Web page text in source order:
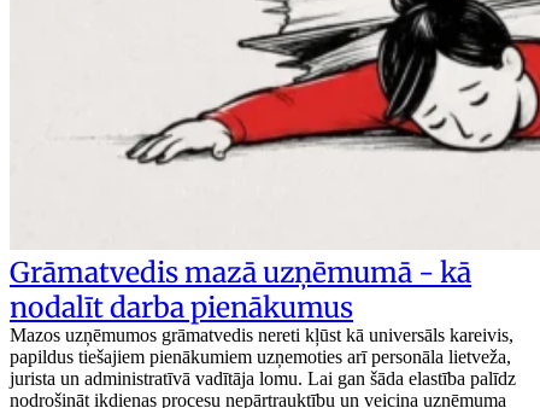
Grāmatvedis mazā uzņēmumā - kā
nodalīt darba pienākumus
Mazos uzņēmumos grāmatvedis nereti kļūst kā universāls kareivis,
papildus tiešajiem pienākumiem uzņemoties arī personāla lietveža,
jurista un administratīvā vadītāja lomu. Lai gan šāda elastība palīdz
nodrošināt ikdienas procesu nepārtrauktību un veicina uzņēmuma